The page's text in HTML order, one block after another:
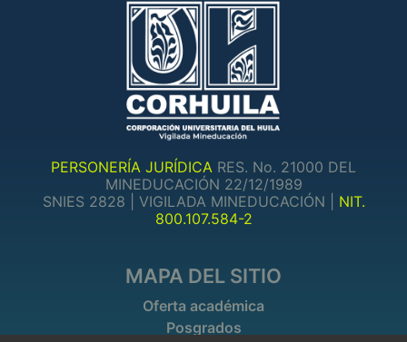
PERSONERÍA JURÍDICA RES. No. 21000 DEL
MINEDUCACIÓN 22/12/1989
SNIES 2828 | VIGILADA MINEDUCACIÓN | NIT.
800.107.584-2
MAPA DEL SITIO
Oferta académica
Posgrados